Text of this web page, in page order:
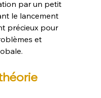
par un petit
le lancement
précieux pour
et